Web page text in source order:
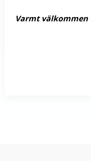
Varmt välkommen